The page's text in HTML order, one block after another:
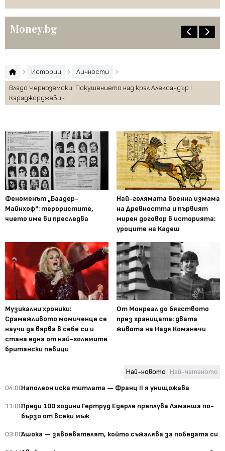
Money.bg
Истории
Личности
Владо Черноземски: Покушението над крал Александър I
Караджорджевич
Феноменът „Баадер-
Майнхоф": терористите,
чието име ви преследва
Най-голямата военна измама
на Древността и първият
мирен договор в историята:
уроците на Кадеш
Музикални хроники:
Срамежливото момиченце се
научи да вярва в себе си и
стана една от най-големите
британски певици
От Монреал до бягството
през границата: двата
живота на Надя Команечи
Най-новото Най-четеното
04:00Наполеон иска титлата — Франц II я унищожава
11:00Преди 100 години Гертруд Едерле преплува Ламанша по-
бързо от всеки мъж
03:00Ашока — завоевателят, който съжалява за победата си